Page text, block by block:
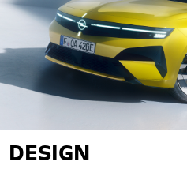
DESIGN